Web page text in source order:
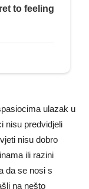
ulazak u
nisu predvidjeli
nisu dobro
ili razini
da se nosi s
na nešto